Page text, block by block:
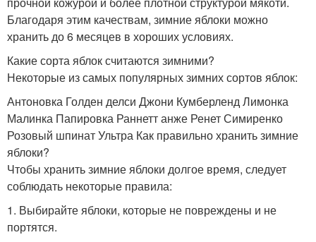
Благодаря этим качествам, зимние яблоки можно
хранить до 6 месяцев в хороших условиях.
Какие сорта яблок считаются зимними?
Некоторые из самых популярных зимних сортов яблок:
Антоновка Голден делси Джони Кумберленд Лимонка
Малинка Папировка Раннетт анже Ренет Симиренко
Розовый шпинат Ультра Как правильно хранить зимние
яблоки?
Чтобы хранить зимние яблоки долгое время, следует
соблюдать некоторые правила:
1. Выбирайте яблоки, которые не повреждены и не
портятся.